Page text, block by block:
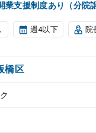
支援制度あり（分院
週4以下 院
橋区